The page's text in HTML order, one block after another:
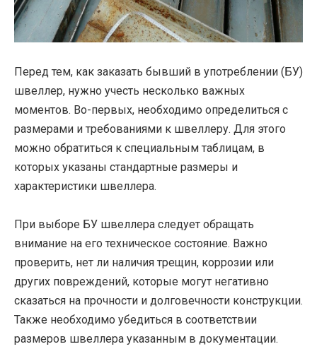
Перед тем, как заказать бывший в употреблении (БУ)
швеллер, нужно учесть несколько важных
моментов. Во-первых, необходимо определиться с
размерами и требованиями к швеллеру. Для этого
можно обратиться к специальным таблицам, в
которых указаны стандартные размеры и
характеристики швеллера.
При выборе БУ швеллера следует обращать
внимание на его техническое состояние. Важно
проверить, нет ли наличия трещин, коррозии или
других повреждений, которые могут негативно
сказаться на прочности и долговечности конструкции.
Также необходимо убедиться в соответствии
размеров швеллера указанным в документации.